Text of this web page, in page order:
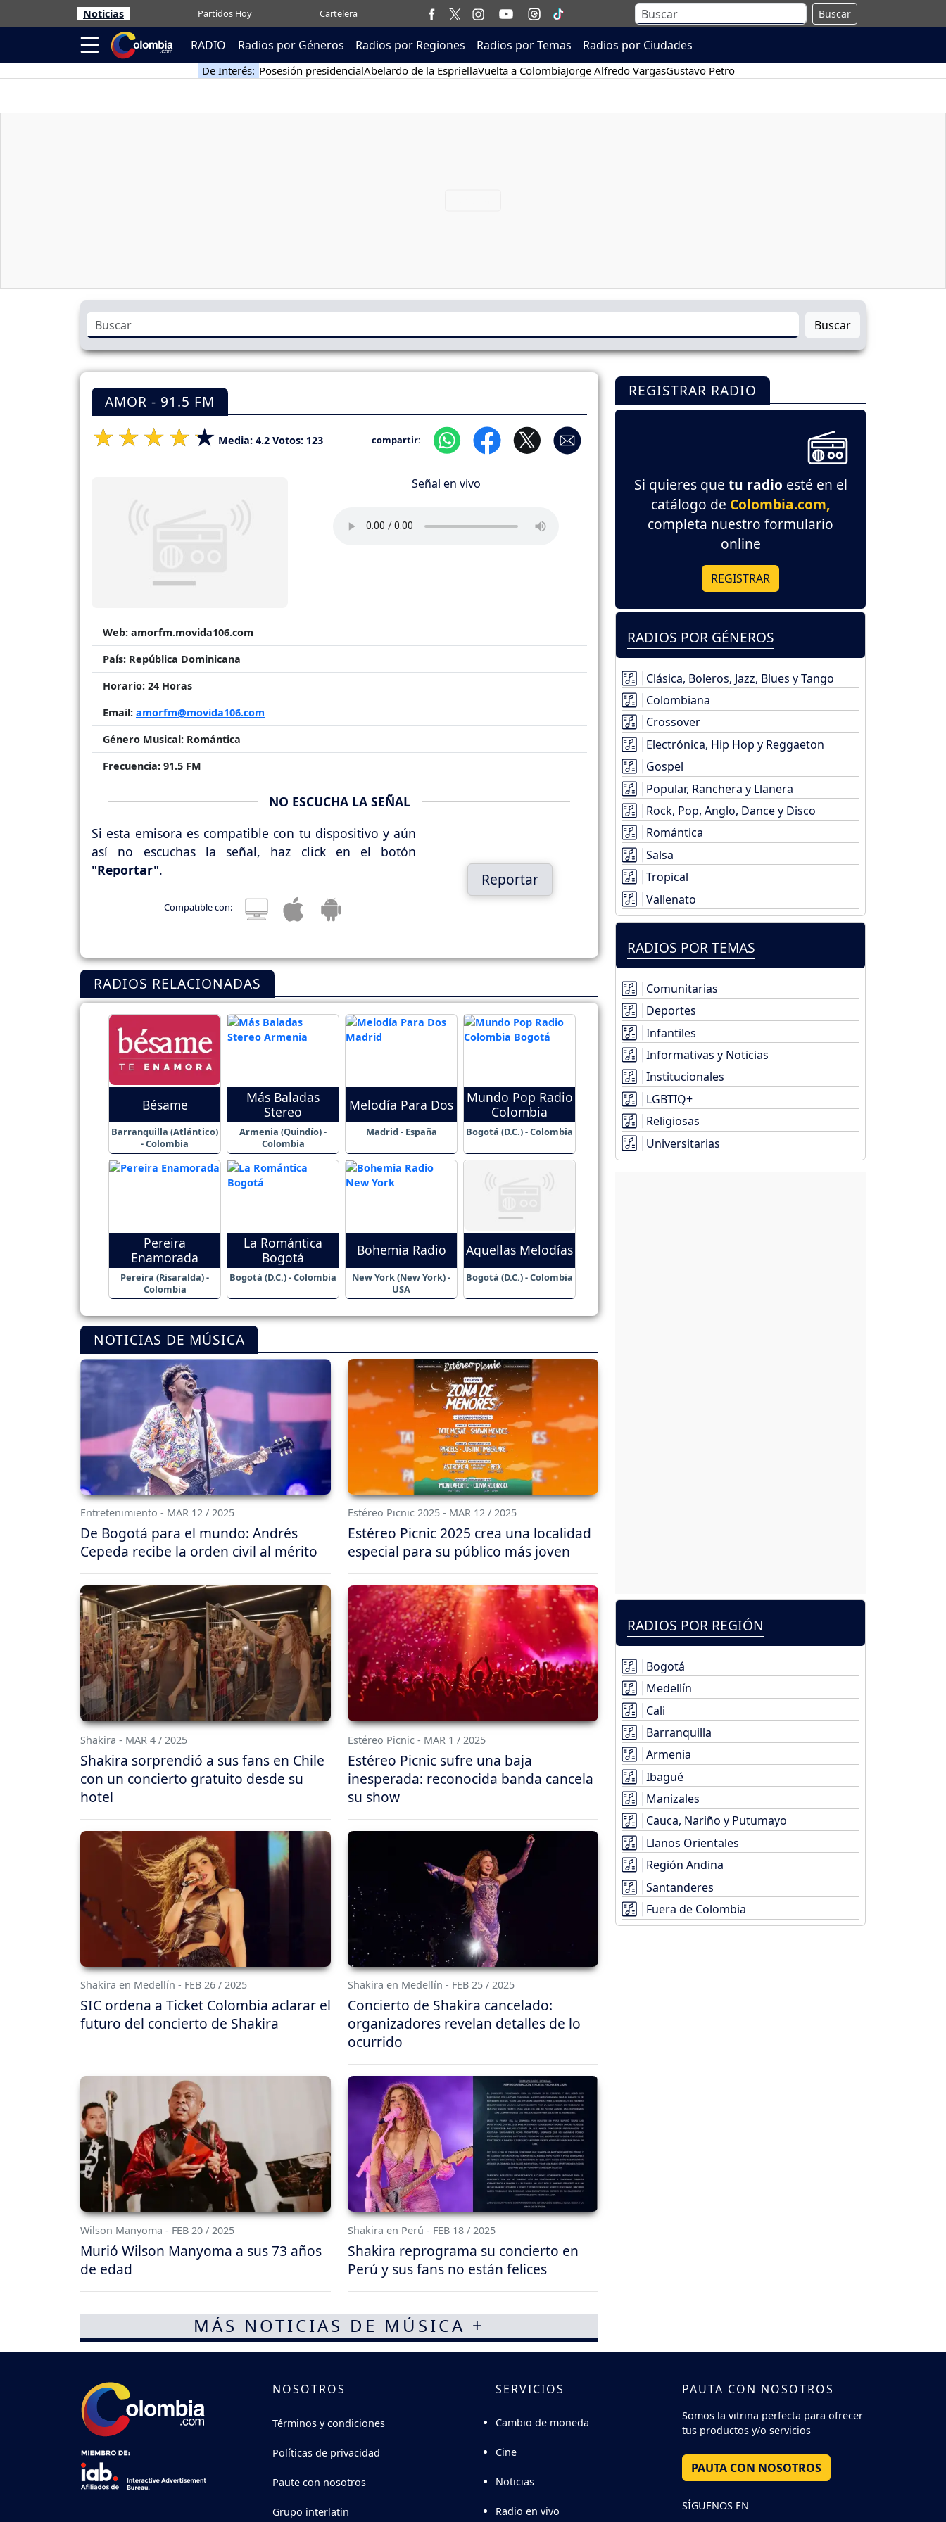
Noticias Partidos Hoy Cartelera Buscar
RADIO Radios por Géneros Radios por Regiones Radios por Temas Radios por Ciudades
De Interés: Posesión presidencialAbelardo de la EspriellaVuelta a ColombiaJorge Alfredo VargasGustavo Petro
Buscar
AMOR - 91.5 FM
Media: 4.2 Votos: 123 compartir:
Señal en vivo
Web: amorfm.movida106.com
País: República Dominicana
Horario: 24 Horas
Email: amorfm@movida106.com
Género Musical: Romántica
Frecuencia: 91.5 FM
NO ESCUCHA LA SEÑAL
Si esta emisora es compatible con tu dispositivo y aún
así no escuchas la señal, haz click en el botón
"Reportar".
Compatible con:
Reportar
RADIOS RELACIONADAS
Bésame
Barranquilla (Atlántico)
- Colombia
Más Baladas
Stereo
Armenia (Quindío) -
Colombia
Melodía Para Dos
Madrid - España
Mundo Pop Radio
Colombia
Bogotá (D.C.) - Colombia
Pereira
Enamorada
Pereira (Risaralda) -
Colombia
La Romántica
Bogotá
Bogotá (D.C.) - Colombia
Bohemia Radio
New York (New York) -
USA
Aquellas Melodías
Bogotá (D.C.) - Colombia
NOTICIAS DE MÚSICA
Entretenimiento - MAR 12 / 2025
De Bogotá para el mundo: Andrés
Cepeda recibe la orden civil al mérito
Estéreo Picnic 2025 - MAR 12 / 2025
Estéreo Picnic 2025 crea una localidad
especial para su público más joven
Shakira - MAR 4 / 2025
Shakira sorprendió a sus fans en Chile
con un concierto gratuito desde su
hotel
Estéreo Picnic - MAR 1 / 2025
Estéreo Picnic sufre una baja
inesperada: reconocida banda cancela
su show
Shakira en Medellín - FEB 26 / 2025
SIC ordena a Ticket Colombia aclarar el
futuro del concierto de Shakira
Shakira en Medellín - FEB 25 / 2025
Concierto de Shakira cancelado:
organizadores revelan detalles de lo
ocurrido
Wilson Manyoma - FEB 20 / 2025
Murió Wilson Manyoma a sus 73 años
de edad
Shakira en Perú - FEB 18 / 2025
Shakira reprograma su concierto en
Perú y sus fans no están felices
MÁS NOTICIAS DE MÚSICA +
REGISTRAR RADIO
Si quieres que tu radio esté en el
catálogo de Colombia.com,
completa nuestro formulario
online
REGISTRAR
RADIOS POR GÉNEROS
Clásica, Boleros, Jazz, Blues y Tango
Colombiana
Crossover
Electrónica, Hip Hop y Reggaeton
Gospel
Popular, Ranchera y Llanera
Rock, Pop, Anglo, Dance y Disco
Romántica
Salsa
Tropical
Vallenato
RADIOS POR TEMAS
Comunitarias
Deportes
Infantiles
Informativas y Noticias
Institucionales
LGBTIQ+
Religiosas
Universitarias
RADIOS POR REGIÓN
Bogotá
Medellín
Cali
Barranquilla
Armenia
Ibagué
Manizales
Cauca, Nariño y Putumayo
Llanos Orientales
Región Andina
Santanderes
Fuera de Colombia
NOSOTROS
Términos y condiciones
Políticas de privacidad
Paute con nosotros
Grupo interlatin
SERVICIOS
Cambio de moneda
Cine
Noticias
Radio en vivo
PAUTA CON NOSOTROS
Somos la vitrina perfecta para ofrecer
tus productos y/o servicios
PAUTA CON NOSOTROS
SÍGUENOS EN